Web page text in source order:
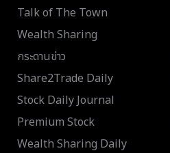
Talk of The Town
Wealth Sharing
กระดานข่าว
Share2Trade Daily
Stock Daily Journal
Premium Stock
Wealth Sharing Daily